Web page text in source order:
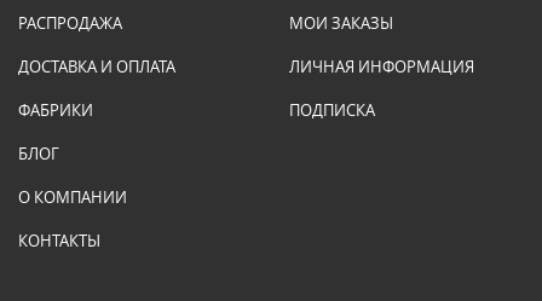
РАСПРОДАЖА
ДОСТАВКА И ОПЛАТА
ФАБРИКИ
БЛОГ
О КОМПАНИИ
КОНТАКТЫ
МОИ ЗАКАЗЫ
ЛИЧНАЯ ИНФОРМАЦИЯ
ПОДПИСКА